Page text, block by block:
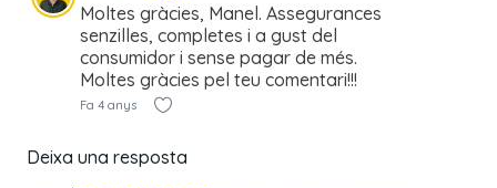
Moltes gràcies, Manel. Assegurances
senzilles, completes i a gust del
consumidor i sense pagar de més.
Moltes gràcies pel teu comentari!!!
Fa 4 anys
Deixa una resposta